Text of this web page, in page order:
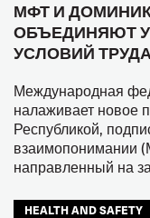
МФТ И
ОБЪЕДИНЯЮТ
УСЛОВИЙ ТРУДА
Международная
налаживает новое
Республикой,
взаимопонимании
направленный на
HEALTH AND SAFETY